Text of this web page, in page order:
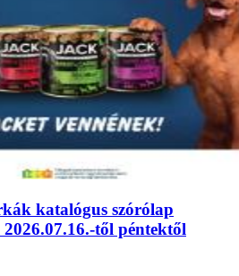
katalógus szórólap
től péntektől